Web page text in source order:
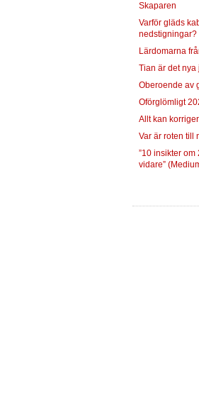
Skaparen
Varför gläds
nedstigningar?
Lärdomarna
Tian är det nya
Oberoende av
Oförglömligt
Allt kan
Var är roten till
”10 insikter om
vidare”